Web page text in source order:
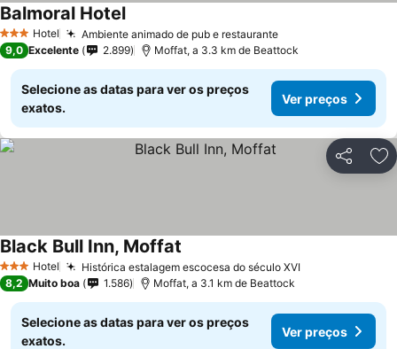
3 EstrelasHotel Ambiente animado de pub e restaurante
Balmoral Hotel
9,0 Excelente 2.899 Moffat, a 3.3 km de Beattock
Selecione as datas para ver os preços
exatos.
Ver preços
Partilhar
3 EstrelasHotel Histórica estalagem escocesa do século XVI
Black Bull Inn, Moffat
8,2 Muito boa 1.586 Moffat, a 3.1 km de Beattock
Selecione as datas para ver os preços
exatos.
Ver preços